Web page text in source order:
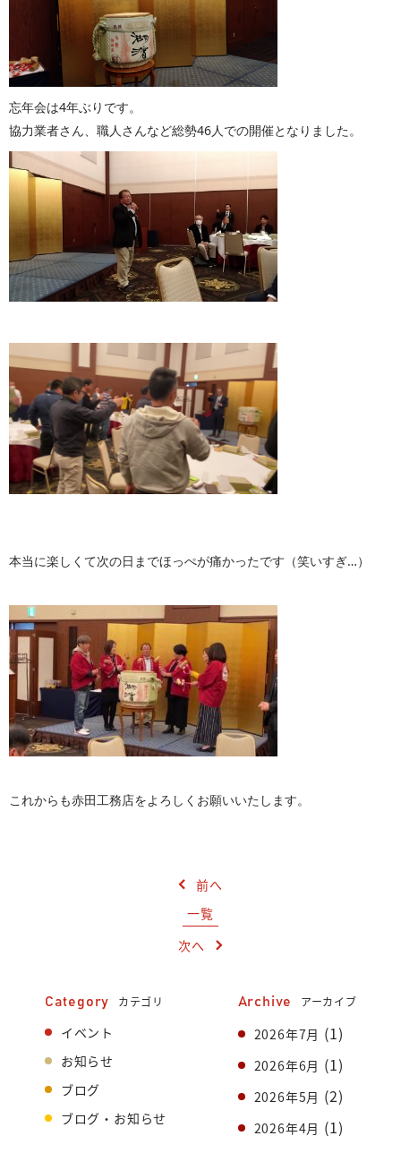
Category カテゴリ
イベント
お知らせ
ブログ
ブログ・お知らせ
Archive アーカイブ
2026年7月 (1)
2026年6月 (1)
2026年5月 (2)
2026年4月 (1)
忘年会は4年ぶりです。
協力業者さん、職人さんなど総勢46人での開催となりました。
本当に楽しくて次の日までほっぺが痛かったです（笑いすぎ…）
これからも赤田工務店をよろしくお願いいたします。
前へ
一覧
次へ